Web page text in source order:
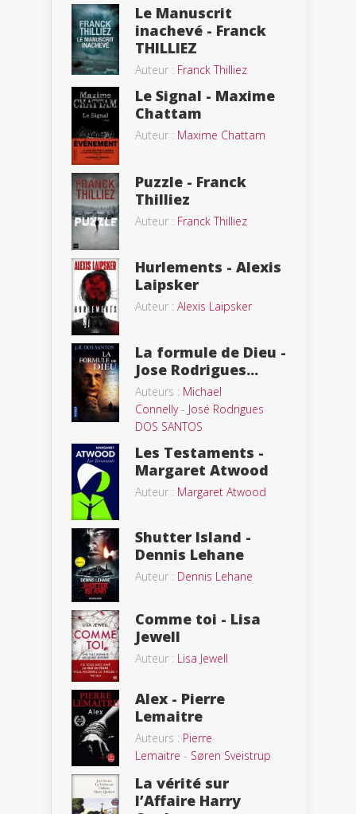
Le Manuscrit
inachevé - Franck
THILLIEZ
Auteur : Franck Thilliez
Le Signal - Maxime
Chattam
Auteur : Maxime Chattam
Puzzle - Franck
Thilliez
Auteur : Franck Thilliez
Hurlements - Alexis
Laipsker
Auteur : Alexis Laipsker
La formule de Dieu -
Jose Rodrigues...
Auteurs : Michael
Connelly- José Rodrigues
DOS SANTOS
Les Testaments -
Margaret Atwood
Auteur : Margaret Atwood
Shutter Island -
Dennis Lehane
Auteur : Dennis Lehane
Comme toi - Lisa
Jewell
Auteur : Lisa Jewell
Alex - Pierre
Lemaitre
Auteurs : Pierre
Lemaitre - Søren Sveistrup
La vérité sur
l’Affaire Harry